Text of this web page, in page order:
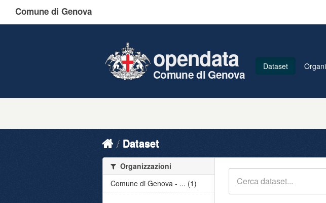
Comune di Genova
opendata
Comune di Genova
Dataset
Dataset
Organizzazioni
Comune di Genova - ... (1)